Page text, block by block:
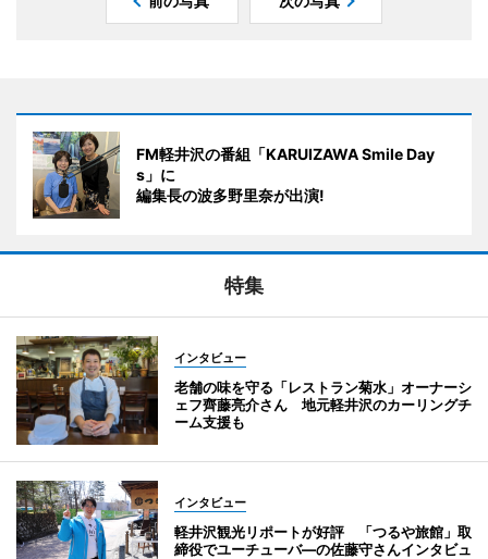
FM軽井沢の番組「KARUIZAWA Smile Day
s」に
編集長の波多野里奈が出演!
特集
インタビュー
老舗の味を守る「レストラン菊水」オーナーシ
ェフ齊藤亮介さん 地元軽井沢のカーリングチ
ーム支援も
インタビュー
軽井沢観光リポートが好評 「つるや旅館」取
締役でユーチューバ―の佐藤守さんインタビュ